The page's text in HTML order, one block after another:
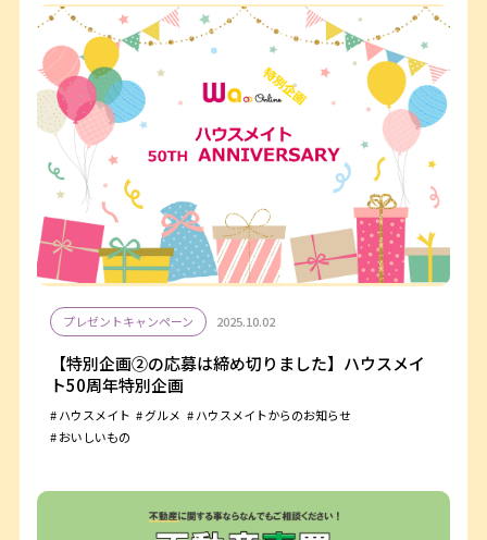
プレゼントキャンペーン 2025.10.02
【特別企画②の応募は締め切りました】ハウスメイ
ト50周年特別企画
ハウスメイト グルメ
ハウスメイトからのお知らせ
おいしいもの